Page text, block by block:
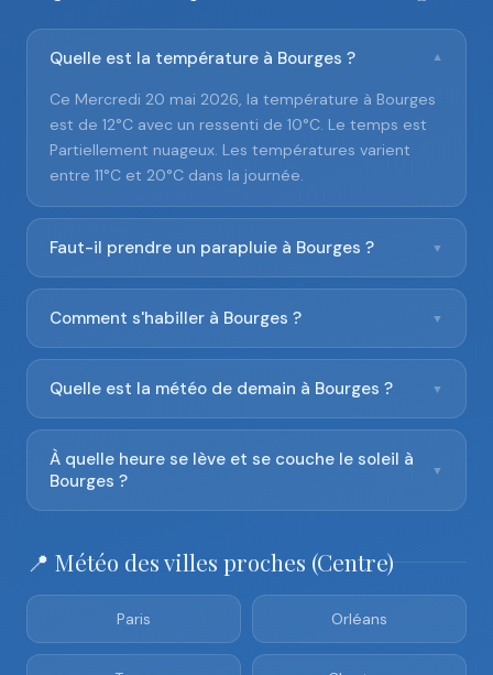
Quelle est la température à Bourges ? ▼
Ce Mercredi 20 mai 2026, la température à Bourges
est de 12°C avec un ressenti de 10°C. Le temps est
Partiellement nuageux. Les températures varient
entre 11°C et 20°C dans la journée.
Faut-il prendre un parapluie à Bourges ? ▼
Comment s'habiller à Bourges ? ▼
Quelle est la météo de demain à Bourges ? ▼
À quelle heure se lève et se couche le soleil à
Bourges ?
▼
📍 Météo des villes proches (Centre)
Paris Orléans